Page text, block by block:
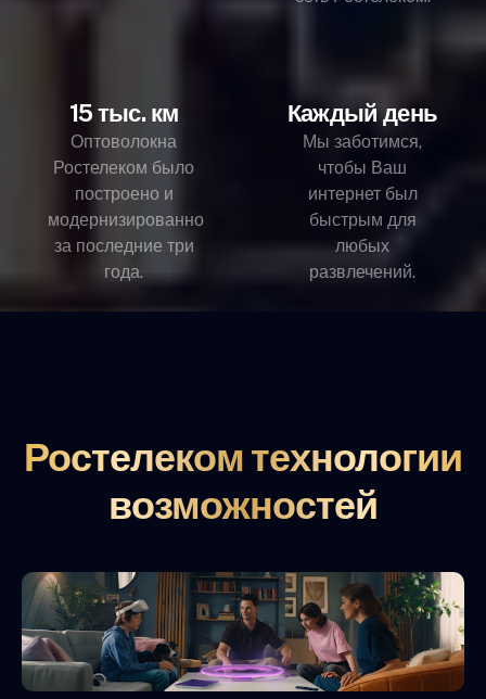
15 тыс. км
Оптоволокна
Ростелеком было
построено и
модернизированно
за последние три
года.
Каждый день
Мы заботимся,
чтобы Ваш
интернет был
быстрым для
любых
развлечений.
Ростелеком технологии
возможностей